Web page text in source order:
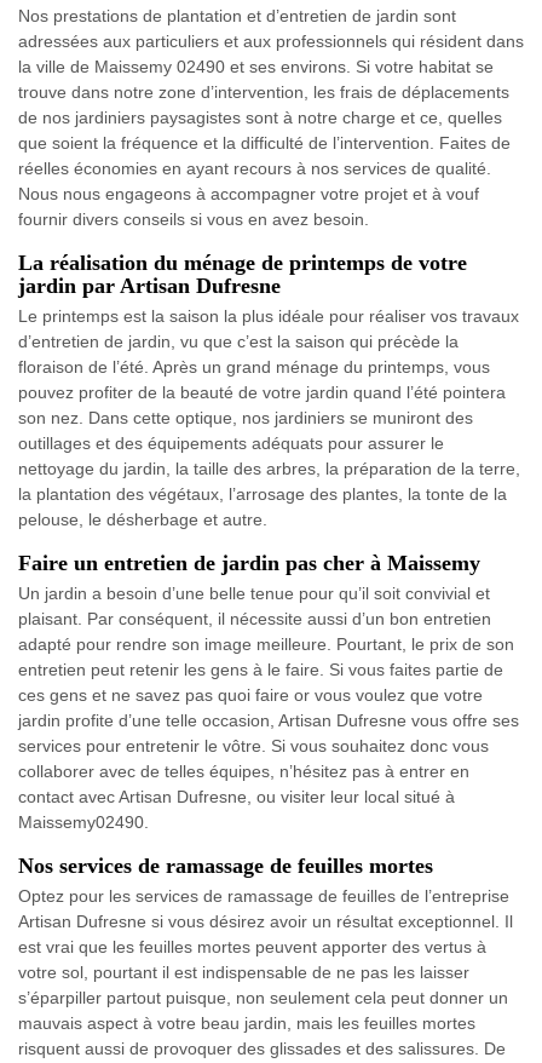
Nos prestations de plantation et d’entretien de jardin sont
adressées aux particuliers et aux professionnels qui résident dans
la ville de Maissemy 02490 et ses environs. Si votre habitat se
trouve dans notre zone d’intervention, les frais de déplacements
de nos jardiniers paysagistes sont à notre charge et ce, quelles
que soient la fréquence et la difficulté de l’intervention. Faites de
réelles économies en ayant recours à nos services de qualité.
Nous nous engageons à accompagner votre projet et à vouf
fournir divers conseils si vous en avez besoin.
La réalisation du ménage de printemps de votre
jardin par Artisan Dufresne
Le printemps est la saison la plus idéale pour réaliser vos travaux
d’entretien de jardin, vu que c’est la saison qui précède la
floraison de l’été. Après un grand ménage du printemps, vous
pouvez profiter de la beauté de votre jardin quand l’été pointera
son nez. Dans cette optique, nos jardiniers se muniront des
outillages et des équipements adéquats pour assurer le
nettoyage du jardin, la taille des arbres, la préparation de la terre,
la plantation des végétaux, l’arrosage des plantes, la tonte de la
pelouse, le désherbage et autre.
Faire un entretien de jardin pas cher à Maissemy
Un jardin a besoin d’une belle tenue pour qu’il soit convivial et
plaisant. Par conséquent, il nécessite aussi d’un bon entretien
adapté pour rendre son image meilleure. Pourtant, le prix de son
entretien peut retenir les gens à le faire. Si vous faites partie de
ces gens et ne savez pas quoi faire or vous voulez que votre
jardin profite d’une telle occasion, Artisan Dufresne vous offre ses
services pour entretenir le vôtre. Si vous souhaitez donc vous
collaborer avec de telles équipes, n’hésitez pas à entrer en
contact avec Artisan Dufresne, ou visiter leur local situé à
Maissemy02490.
Nos services de ramassage de feuilles mortes
Optez pour les services de ramassage de feuilles de l’entreprise
Artisan Dufresne si vous désirez avoir un résultat exceptionnel. Il
est vrai que les feuilles mortes peuvent apporter des vertus à
votre sol, pourtant il est indispensable de ne pas les laisser
s’éparpiller partout puisque, non seulement cela peut donner un
mauvais aspect à votre beau jardin, mais les feuilles mortes
risquent aussi de provoquer des glissades et des salissures. De